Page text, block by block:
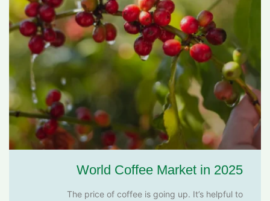
World Coffee Market in 2025
The price of coffee is going up. It’s helpful to